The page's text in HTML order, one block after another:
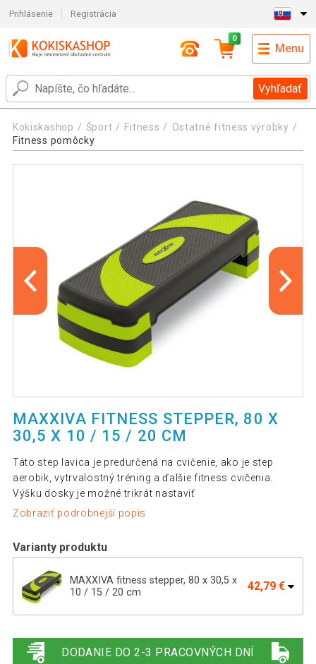
Prihlásenie Registrácia
Vyhľadať
0
Menu
Kokiskashop Šport Fitness
Ostatné fitness výrobky
Fitness pomôcky
MAXXIVA FITNESS STEPPER, 80 X
30,5 X 10 / 15 / 20 CM
Táto step lavica je predurčená na cvičenie, ako je step
aerobik, vytrvalostný tréning a ďalšie fitness cvičenia.
Výšku dosky je možné trikrát nastaviť
Zobraziť podrobnejší popis
Varianty produktu
MAXXIVA fitness stepper, 80 x 30,5 x
10 / 15 / 20 cm
42,79 €
DODANIE DO 2-3 PRACOVNÝCH DNÍ